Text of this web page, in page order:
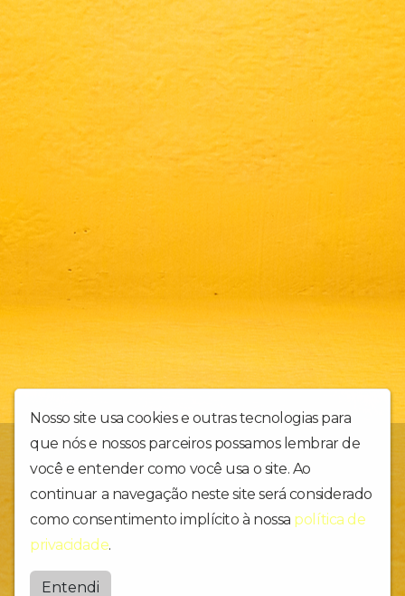
Nosso site usa cookies e outras tecnologias para
que nós e nossos parceiros possamos lembrar de
você e entender como você usa o site. Ao
continuar a navegação neste site será considerado
como consentimento implícito à nossa política de
privacidade.
Entendi
ARCI – Associação Rádio Comunitária de Itaituba. No ar desde 15
de janeiro de 2003, com abrangência local e em várias
canal 285, ZYL 753. Nossa programação atende todos os gostos
musicais e idade, repleta de informação, descontração,